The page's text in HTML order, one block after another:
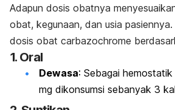
Adapun dosis obatnya
obat, kegunaan, dan usia
dosis obat carbazochrome
1. Oral
Dewasa: Sebagai
mg dikonsumsi sebanyak 3